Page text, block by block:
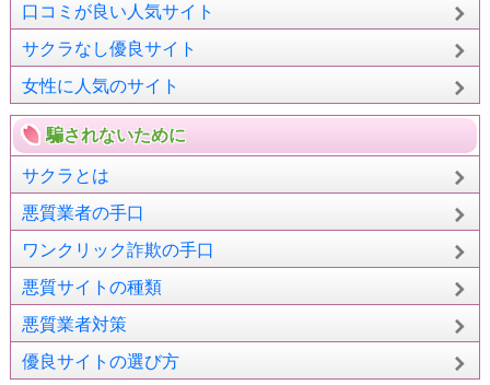
口コミが良い人気サイト
サクラなし優良サイト
女性に人気のサイト
騙されないために
サクラとは
悪質業者の手口
ワンクリック詐欺の手口
悪質サイトの種類
悪質業者対策
優良サイトの選び方